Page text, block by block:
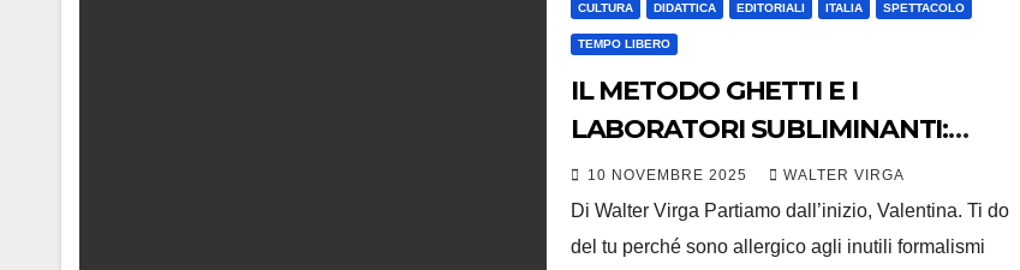
CULTURA DIDATTICA EDITORIALI ITALIA SPETTACOLO
TEMPO LIBERO
IL METODO GHETTI E I
LABORATORI SUBLIMINANTI:
CONOSCIAMO L’IDEATRICE E
AUTRICE VALENTINA GHETTI
10 NOVEMBRE 2025 WALTER VIRGA
Di Walter Virga Partiamo dall’inizio, Valentina. Ti do
del tu perché sono allergico agli inutili formalismi